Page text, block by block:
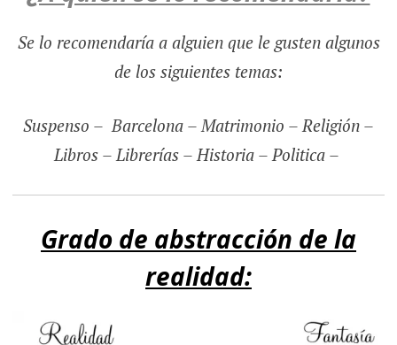
Se lo recomendaría a alguien que le gusten algunos
de los siguientes temas:
Suspenso – Barcelona – Matrimonio – Religión –
Libros – Librerías – Historia – Politica –
Grado de abstracción de la
realidad: